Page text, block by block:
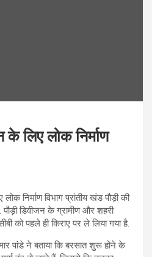
लिए लोक निर्माण
निर्माण विभाग प्रांतीय खंड पौड़ी की
डिवीजन के ग्रामीण और शहरी
को पहले ही किराए पर ले लिया गया है.
पांडे ने बताया कि बरसात शुरू होने के